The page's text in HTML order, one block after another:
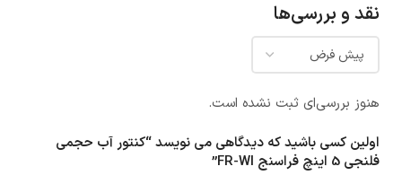
نقد و بررسی‌ها
هنوز بررسی‌ای ثبت نشده است.
اولین کسی باشید که دیدگاهی می نویسد “کنتور آب حجمی
فلنجی 5 اینچ فراسنج FR-WI”